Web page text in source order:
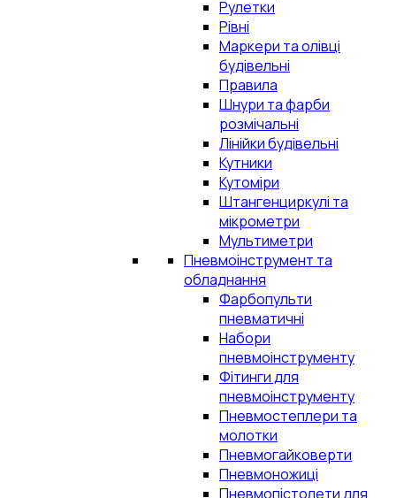
Рулетки
Рівні
Маркери та олівці
будівельні
Правила
Шнури та фарби
розмічальні
Лінійки будівельні
Кутники
Кутоміри
Штангенциркулі та
мікрометри
Мультиметри
Пневмоінструмент та
обладнання
Фарбопульти
пневматичні
Набори
пневмоінструменту
Фітинги для
пневмоінструменту
Пневмостеплери та
молотки
Пневмогайковерти
Пневмоножиці
Пневмопістолети для